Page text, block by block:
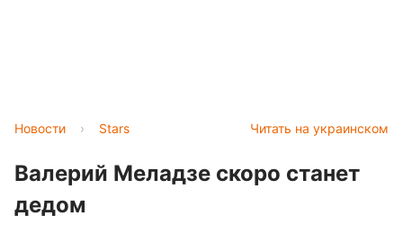
Читать на украинском
Новости › Stars
Валерий Меладзе скоро станет
дедом